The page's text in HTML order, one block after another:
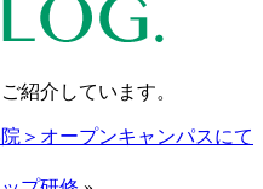
紹介しています。
＞オープンキャンパスにて